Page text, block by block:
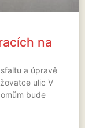
na
a úpravě
ulic V
bude